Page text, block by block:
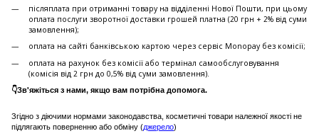
післяплата при отриманні товару на відділенні Нової Пошти, при цьому
оплата послуги зворотної доставки грошей платна (20 грн + 2% від суми
замовлення);
оплата на сайті банківською картою через сервіс Monopay без комісії;
оплата на рахунок без комісії або термінал самообслуговування
(комісія від 2 грн до 0,5% від суми замовлення).
👇Зв'яжіться з нами, якщо вам потрібна допомога.
Згідно з діючими нормами законодавства, косметичні товари належної якості не
підлягають поверненню або обміну (джерело)